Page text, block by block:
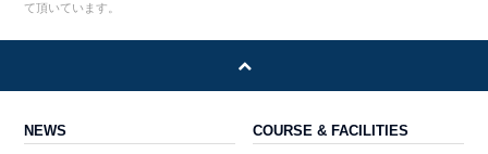
て頂いています。
NEWS COURSE & FACILITIES